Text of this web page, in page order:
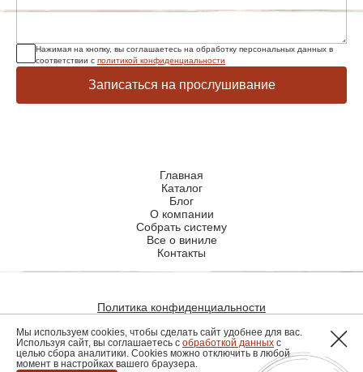
Нажимая на кнопку, вы соглашаетесь на обработку персональных данных в
соответствии с политикой конфиденциальности
Записаться на прослушивание
Главная
Каталог
Блог
О компании
Собрать систему
Все о виниле
Контакты
Политика конфиденциальности
Политика использования файлов cookie
Мы используем cookies, чтобы сделать сайт удобнее для вас.
Используя сайт, вы соглашаетесь с обработкой данных с
целью сбора аналитики. Cookies можно отключить в любой
момент в настройках вашего браузера.